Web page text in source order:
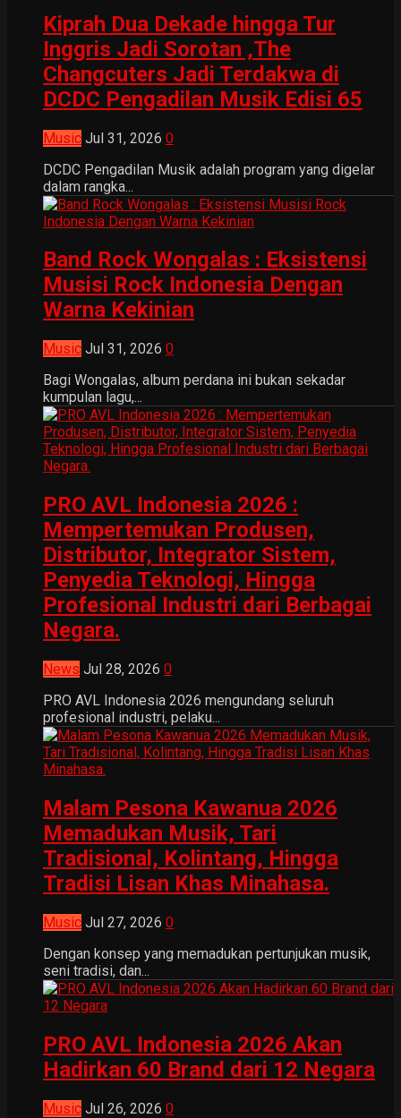
Kiprah Dua Dekade hingga Tur
Inggris Jadi Sorotan ,The
Changcuters Jadi Terdakwa di
DCDC Pengadilan Musik Edisi 65
Music Jul 31, 2026 0
DCDC Pengadilan Musik adalah program yang digelar
dalam rangka...
Band Rock Wongalas : Eksistensi
Musisi Rock Indonesia Dengan
Warna Kekinian
Music Jul 31, 2026 0
Bagi Wongalas, album perdana ini bukan sekadar
kumpulan lagu,...
PRO AVL Indonesia 2026 :
Mempertemukan Produsen,
Distributor, Integrator Sistem,
Penyedia Teknologi, Hingga
Profesional Industri dari Berbagai
Negara.
News Jul 28, 2026 0
PRO AVL Indonesia 2026 mengundang seluruh
profesional industri, pelaku...
Malam Pesona Kawanua 2026
Memadukan Musik, Tari
Tradisional, Kolintang, Hingga
Tradisi Lisan Khas Minahasa.
Music Jul 27, 2026 0
Dengan konsep yang memadukan pertunjukan musik,
seni tradisi, dan...
PRO AVL Indonesia 2026 Akan
Hadirkan 60 Brand dari 12 Negara
Music Jul 26, 2026 0